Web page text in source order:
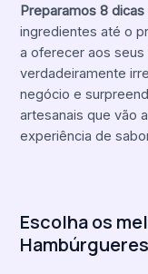
Preparamos 8
ingredientes até o
a oferecer aos
verdadeiramente
negócio e
artesanais que vão
experiência de
Escolha os